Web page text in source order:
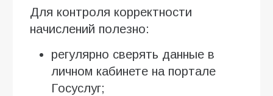
Для контроля корректности
начислений полезно:
регулярно сверять данные в
личном кабинете на портале
Госуслуг;